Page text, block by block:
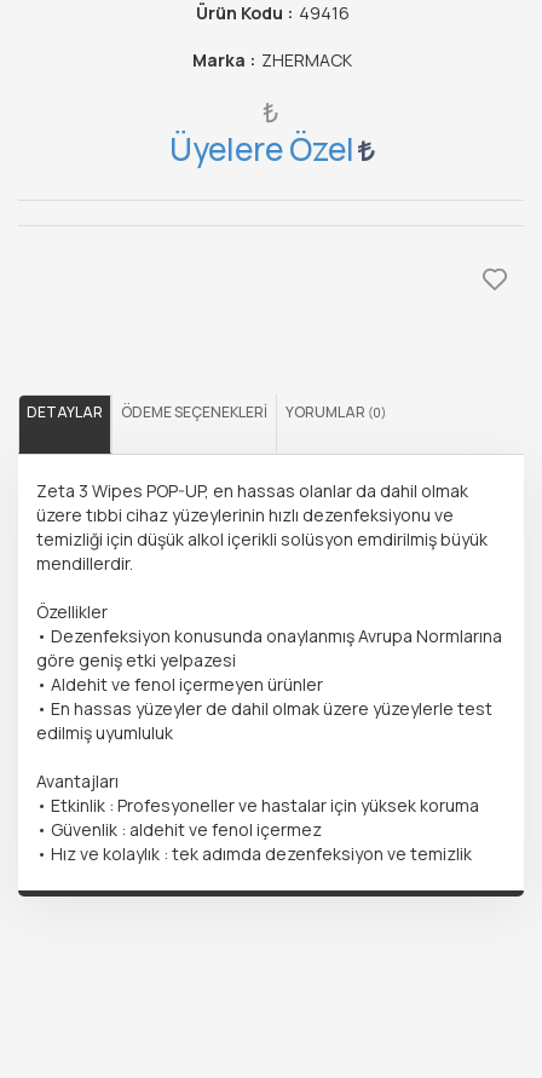
Ürün Kodu : 49416
Marka : ZHERMACK
₺
Üyelere Özel
DETAYLAR ÖDEME SEÇENEKLERI YORUMLAR (0)
Zeta 3 Wipes POP-UP, en hassas olanlar da dahil olmak
üzere tıbbi cihaz yüzeylerinin hızlı dezenfeksiyonu ve
temizliği için düşük alkol içerikli solüsyon emdirilmiş büyük
mendillerdir.
Özellikler
• Dezenfeksiyon konusunda onaylanmış Avrupa Normlarına
göre geniş etki yelpazesi
• Aldehit ve fenol içermeyen ürünler
• En hassas yüzeyler de dahil olmak üzere yüzeylerle test
edilmiş uyumluluk
Avantajları
• Etkinlik : Profesyoneller ve hastalar için yüksek koruma
• Güvenlik : aldehit ve fenol içermez
• Hız ve kolaylık : tek adımda dezenfeksiyon ve temizlik